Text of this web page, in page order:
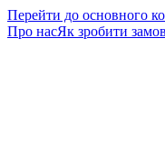
Перейти до основного
Про насЯк зробити